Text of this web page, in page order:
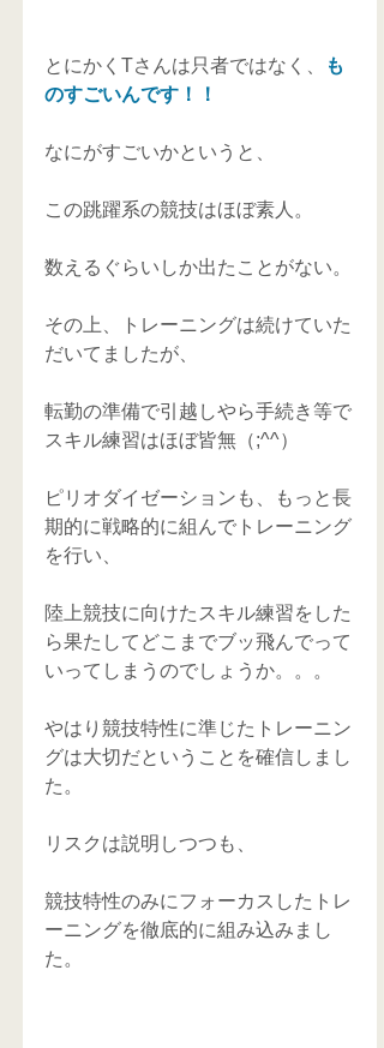
とにかくTさんは只者ではなく、
も
のすごいんです！！
なにがすごいかというと、
この跳躍系の競技はほぼ素人。
数えるぐらいしか出たことがない。
その上、トレーニングは続けていた
だいてましたが、
転勤の準備で引越しやら手続き等で
スキル練習はほぼ皆無（;^^）
ピリオダイゼーションも、もっと長
期的に戦略的に組んでトレーニング
を行い、
陸上競技に向けたスキル練習をした
ら果たしてどこまでブッ飛んでって
いってしまうのでしょうか。。。
やはり競技特性に準じたトレーニン
グは大切だということを確信しまし
た。
リスクは説明しつつも、
競技特性のみにフォーカスしたトレ
ーニングを徹底的に組み込みまし
た。